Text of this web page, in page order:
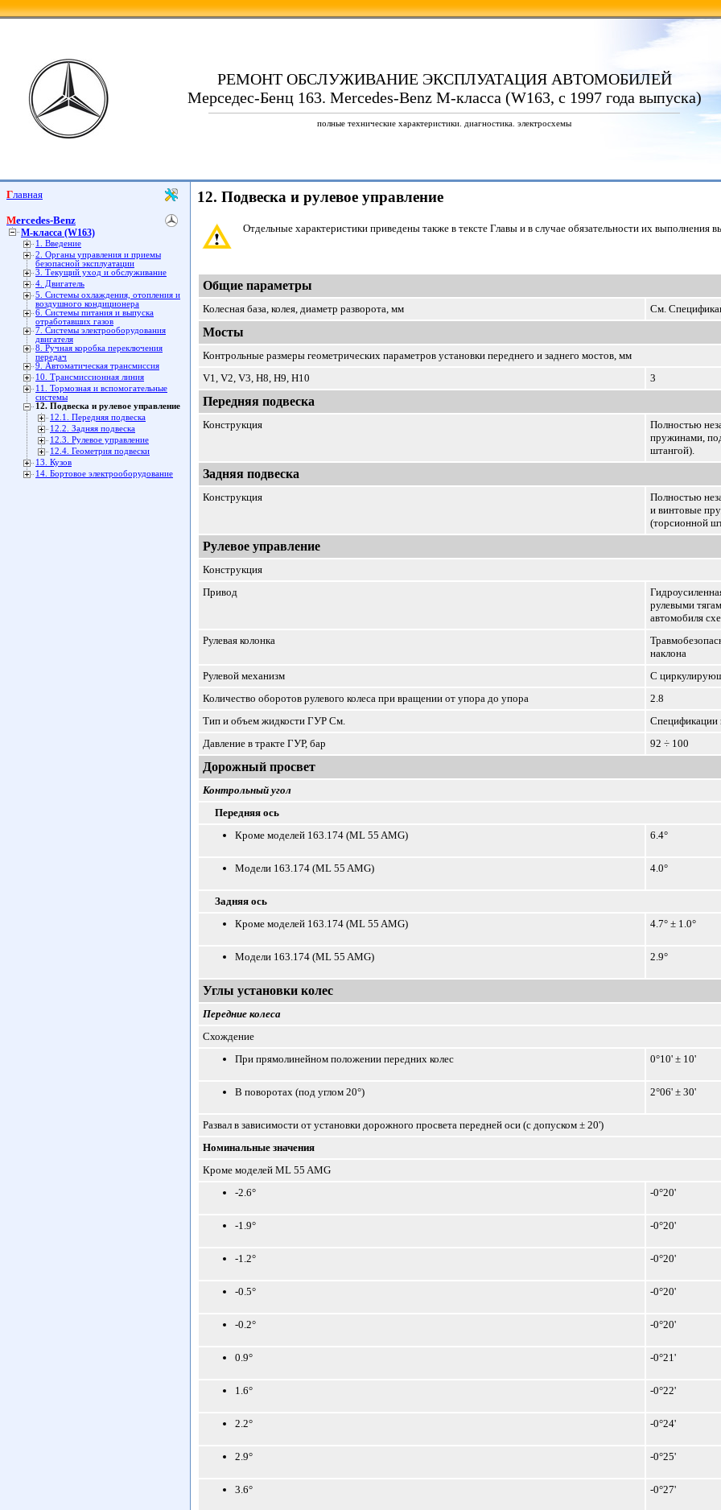
РЕМОНТ ОБСЛУЖИВАНИЕ ЭКСПЛУАТАЦИЯ АВТОМОБИЛЕЙ
Мерседес-Бенц 163. Mercedes-Benz M-класса (W163, с 1997 года выпуска)
полные технические характеристики. диагностика. электросхемы
Главная
Mercedes-Benz
M-класса (W163)
1. Введение
2. Органы управления и приемы
безопасной эксплуатации
3. Текущий уход и обслуживание
4. Двигатель
5. Системы охлаждения, отопления и
воздушного кондиционера
6. Системы питания и выпуска
отработавших газов
7. Системы электрооборудования
двигателя
8. Ручная коробка переключения
передач
9. Автоматичеcкая трансмиссия
10. Трансмиссионная линия
11. Тормозная и вспомогательные
системы
12. Подвеска и рулевое управление
12.1. Передняя подвеска
12.2. Задняя подвеска
12.3. Рулевое управление
12.4. Геометрия подвески
13. Кузов
14. Бортовое электрооборудование
12. Подвеска и рулевое управление
Отдельные характеристики приведены также в тексте Главы и в случае обязательности их
Общие параметры
Колесная база, колея, диаметр разворота, мм См.
Мосты
Контрольные размеры геометрических параметров установки переднего и заднего мостов, мм
V1, V2, V3, Н8, Н9, Н10
3
Передняя подвеска
Конструкция
Полностью
пружинами,
штангой).
Задняя подвеска
Конструкция
Полностью
и винтовые
(торсионной
Рулевое управление
Конструкция
Привод
рулевыми
автомобиля
Рулевая колонка
наклона
Рулевой механизм
С
Количество оборотов рулевого колеса при вращении от упора до упора
2.8
Тип и объем жидкости ГУР См.
Спецификации
Давление в тракте ГУР, бар
92 ÷ 100
Дорожный просвет
Контрольный угол
Передняя ось
Кроме моделей 163.174 (ML 55 AMG)
6.4°
Модели 163.174 (ML 55 AMG) 4.0°
Задняя ось
Кроме моделей 163.174 (ML 55 AMG)
4.7° ± 1.0°
Модели 163.174 (ML 55 AMG) 2.9°
Углы установки колес
Передние колеса
Схождение
При прямолинейном положении передних колес
0°10' ± 10'
В поворотах (под углом 20°) 2°06' ± 30'
Развал в зависимости от установки дорожного просвета передней оси (с допуском ± 20')
Номинальные значения
Кроме моделей ML 55 AMG
-2.6°
-0°20'
-1.9° -0°20'
-1.2° -0°20'
-0.5° -0°20'
-0.2° -0°20'
0.9° -0°21'
1.6° -0°22'
2.2° -0°24'
2.9° -0°25'
3.6° -0°27'